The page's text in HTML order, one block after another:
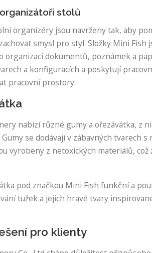
stolů
organizéry jsou navrženy tak, aby
smysl pro styl. Složky Mini Fish
organizaci dokumentů, poznámek a
a konfiguracích a poskytují
pracovní prostory.
nabízí různé gumy a ořezávátka, z
se dodávají v zábavných tvarech
vyrobeny z netoxických materiálů,
pod značkou Mini Fish funkční a
tužek a jejich hravé tvary
pro klienty